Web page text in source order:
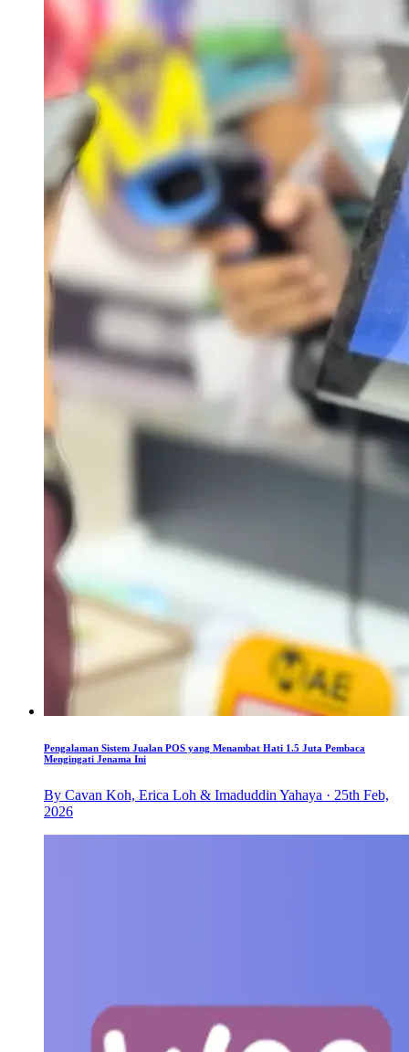
Pengalaman Sistem Jualan POS yang Menambat Hati 1.5 Juta Pembaca
Mengingati Jenama Ini
By Cavan Koh, Erica Loh & Imaduddin Yahaya · 25th Feb,
2026